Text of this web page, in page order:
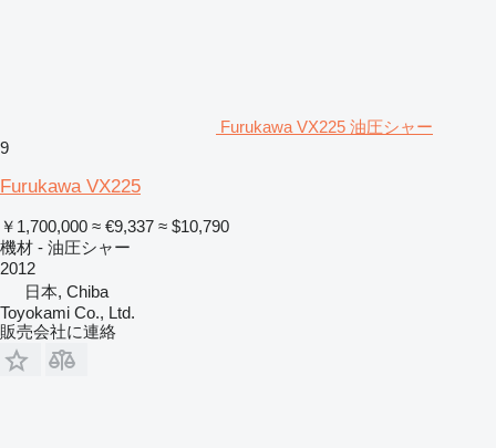
Furukawa VX225 油圧シャー
9
Furukawa VX225
￥1,700,000 ≈ €9,337 ≈ $10,790
機材 - 油圧シャー
2012
日本, Chiba
Toyokami Co., Ltd.
販売会社に連絡